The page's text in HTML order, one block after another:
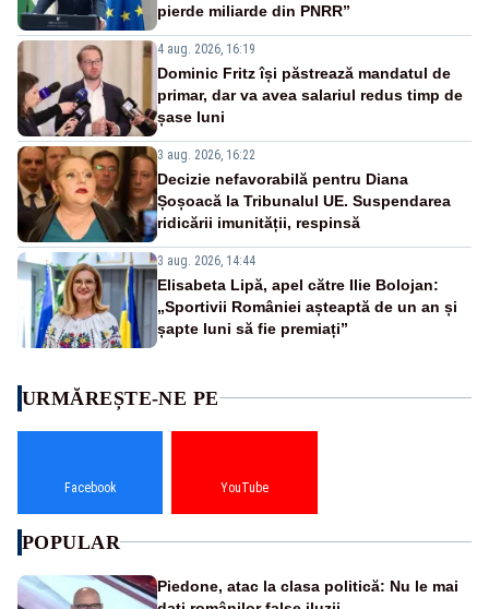
pierde miliarde din PNRR”
4 aug. 2026, 16:19
Dominic Fritz își păstrează mandatul de
primar, dar va avea salariul redus timp de
șase luni
3 aug. 2026, 16:22
Decizie nefavorabilă pentru Diana
Șoșoacă la Tribunalul UE. Suspendarea
ridicării imunității, respinsă
3 aug. 2026, 14:44
Elisabeta Lipă, apel către Ilie Bolojan:
„Sportivii României așteaptă de un an și
șapte luni să fie premiați”
URMĂREȘTE-NE PE
Facebook YouTube
POPULAR
Piedone, atac la clasa politică: Nu le mai